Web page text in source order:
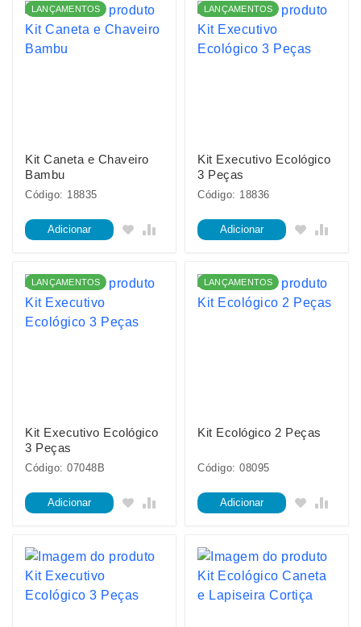
LANÇAMENTOS
Kit Caneta e Chaveiro
Bambu
Código: 18835
Adicionar
LANÇAMENTOS
Kit Executivo Ecológico
3 Peças
Código: 18836
Adicionar
LANÇAMENTOS
Kit Executivo Ecológico
3 Peças
Código: 07048B
Adicionar
LANÇAMENTOS
Kit Ecológico 2 Peças
Código: 08095
Adicionar